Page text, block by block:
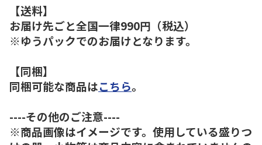
【送料】
お届け先ごと全国一律990円（税込）
※ゆうパックでのお届けとなります。
【同梱】
同梱可能な商品はこちら。
----その他のご注意----
※商品画像はイメージです。使用している盛りつ